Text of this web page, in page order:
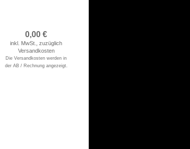
0,00 €
inkl. MwSt., zuzüglich
Versandkosten
Die Versandkosten werden in
der AB / Rechnung angezeigt.